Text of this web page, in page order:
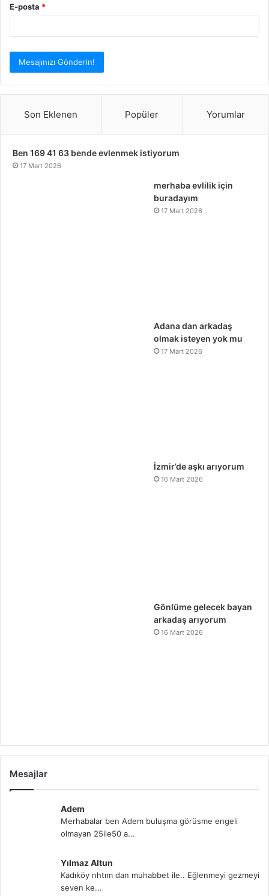
E-posta *
Son Eklenen Popüler Yorumlar
Ben 169 41 63 bende evlenmek istiyorum
17 Mart 2026
merhaba evlilik için
buradayım
17 Mart 2026
Adana dan arkadaş
olmak isteyen yok mu
17 Mart 2026
İzmir’de aşkı arıyorum
16 Mart 2026
Gönlüme gelecek bayan
arkadaş arıyorum
16 Mart 2026
Mesajlar
Adem
Merhabalar ben Adem buluşma görüsme engeli
olmayan 25ile50 a...
Yılmaz Altun
Kadıköy rıhtım dan muhabbet ile.. Eğlenmeyi gezmeyi
seven ke...